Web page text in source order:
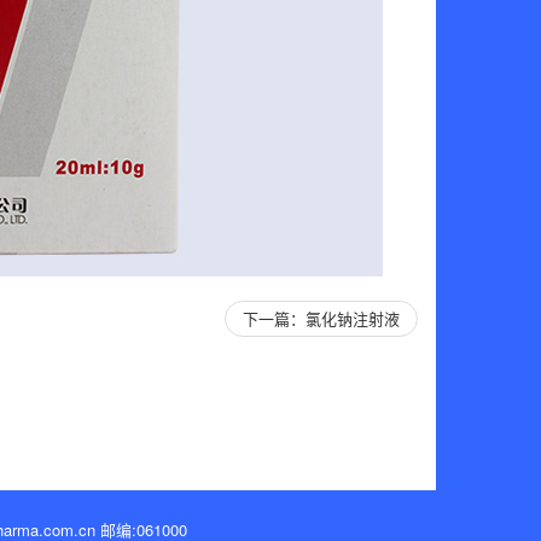
下一篇：氯化钠注射液
邮编:061000